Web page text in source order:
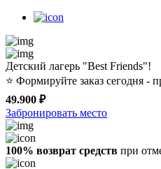
Детский лагерь "Best Friends"!
⭐️ Формируйте заказ сегодня -
49.900 ₽
Забронировать место
100% возврат средств при